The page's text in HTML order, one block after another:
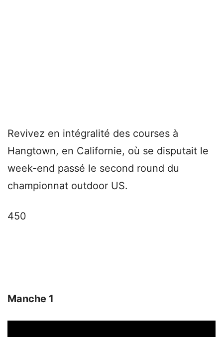
Revivez en intégralité des courses à
Hangtown, en Californie, où se disputait le
week-end passé le second round du
championnat outdoor US.
450
Manche 1